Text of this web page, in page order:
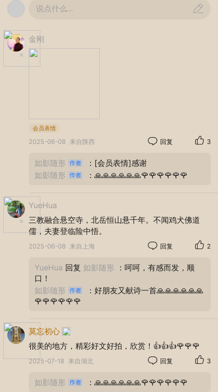
说点什么...
金刚
会员表情
2025-06-08 来自陕西 回复 3
如影随形
：[会员表情]感谢
如影随形
：🙏🙏🙏🙏🙏🙏🌹🌹🌹🌹🌹🌹
YueHua
三教融合悬空寺，北岳恒山悬千年。不闻鸡犬佛道
儒，夫妻登临险中悟。
2025-06-08 来自上海 回复 2
YueHua 回复 如影随形
：呵呵，有感而发，顺
口！
如影随形
：好朋友又献诗一首🙏🙏🙏🙏🙏🙏
🌹🌹🌹🌹🌹🌹
莫忘初心
很美的地方，精彩好文好拍，欣赏！👍👍👍🌹🌹🌹
2025-07-18 来自湖北 回复 3
如影随形 ：🙏🙏🙏🙏🙏🙏🌹🌹🌹🌹🌹🌹